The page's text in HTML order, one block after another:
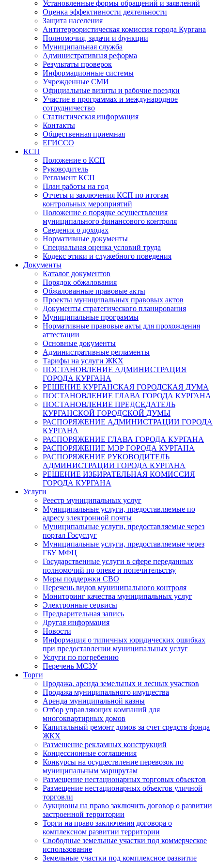
Установленные формы обращений и заявлений
Оценка эффективности деятельности
Защита населения
Антитеррористическая комиссия города Кургана
Полномочия, задачи и функции
Муниципальная служба
Административная реформа
Результаты проверок
Информационные системы
Учрежденные СМИ
Официальные визиты и рабочие поездки
Участие в программах и международное
сотрудничество
Статистическая информация
Контакты
Общественная приемная
ЕГИССО
КСП
Положение о КСП
Руководитель
Регламент КСП
План работы на год
Отчеты и заключения КСП по итогам
контрольных мероприятий
Положение о порядке осуществления
муниципального финансового контроля
Сведения о доходах
Нормативные документы
Специальная оценка условий труда
Кодекс этики и служебного поведения
Документы
Каталог документов
Порядок обжалования
Обжалованные правовые акты
Проекты муниципальных правовых актов
Документы стратегического планирования
Муниципальные программы
Нормативные правовые акты для прохождения
аттестации
Основные документы
Административные регламенты
Тарифы на услуги ЖКХ
ПОСТАНОВЛЕНИЕ АДМИНИСТРАЦИЯ
ГОРОДА КУРГАНА
РЕШЕНИЕ КУРГАНСКАЯ ГОРОДСКАЯ ДУМА
ПОСТАНОВЛЕНИЕ ГЛАВА ГОРОДА КУРГАНА
ПОСТАНОВЛЕНИЕ ПРЕДСЕДАТЕЛЬ
КУРГАНСКОЙ ГОРОДСКОЙ ДУМЫ
РАСПОРЯЖЕНИЕ АДМИНИСТРАЦИИ ГОРОДА
КУРГАНА
РАСПОРЯЖЕНИЕ ГЛАВА ГОРОДА КУРГАНА
РАСПОРЯЖЕНИЕ МЭР ГОРОДА КУРГАНА
РАСПОРЯЖЕНИЕ РУКОВОДИТЕЛЬ
АДМИНИСТРАЦИИ ГОРОДА КУРГАНА
РЕШЕНИЕ ИЗБИРАТЕЛЬНАЯ КОМИССИЯ
ГОРОДА КУРГАНА
Услуги
Реестр муниципальных услуг
Муниципальные услуги, предоставляемые по
адресу электронной почты
Муниципальные услуги, предоставляемые через
портал Госуслуг
Муниципальные услуги, предоставляемые через
ГБУ МФЦ
Государственные услуги в сфере переданных
полномочий по опеке и попечительству
Меры поддержки СВО
Перечень видов муниципального контроля
Мониторинг качества муниципальных услуг
Электронные сервисы
Предварительная запись
Другая информация
Новости
Информация о типичных юридических ошибках
при предоставлении муниципальных услуг
Услуги по погребению
Перечень МСЗУ
Торги
Продажа, аренда земельных и лесных участков
Продажа муниципального имущества
Аренда муниципальной казны
Отбор управляющих компаний для
многоквартирных домов
Капитальный ремонт домов за счет средств фонда
ЖКХ
Размещение рекламных конструкций
Концессионные соглашения
Конкурсы на осуществление перевозок по
муниципальным маршрутам
Размещение нестационарных торговых объектов
Размещение нестационарных объектов уличной
торговли
Аукционы на право заключить договор о развитии
застроенной территории
Торги на право заключения договора о
комплексном развитии территории
Свободные земельные участки под коммерческое
использование
Земельные участки под комплексное развитие